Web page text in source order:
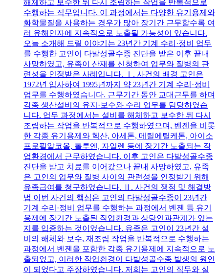
해체하고 보수한 뒤 다시 조립하는 작업을 반복적으로
수행하는 직무입니다. 이 과정에서는 다양한 유기용제와
화학물질을 사용하는 경우가 많아 장기간 근무할수록 여
러 유해인자에 지속적으로 노출될 가능성이 있습니다.
오늘 소개해 드릴 이야기는 23년간 기계 수리·정비 업무
를 수행한 고인이 다발성골수종 진단을 받은 이후 끝내
사망하였고, 유족이 산재를 신청하여 업무와 질병의 관
련성을 인정받은 사례입니다. Ⅰ. 사건의 배경 고인은
1972년 입사하여 1995년까지 약 23년간 기계 수리·정비
업무를 수행하였습니다. 근무기간 동안 교대근무를 하며
각종 생산설비의 유지·보수와 수리 업무를 담당하였습
니다. 업무 과정에서는 설비를 해체하고 보수한 뒤 다시
조립하는 작업을 반복적으로 수행하였으며, 벤젠을 비롯
한 각종 유기용제와 헥산, 아세톤, 메틸에틸케톤, 아이소
프로필알코올, 톨루엔, 자일렌 등에 장기간 노출되는 작
업환경에서 근무하였습니다. 이후 고인은 다발성골수종
진단을 받고 치료를 이어갔으나 끝내 사망하였고, 유족
은 고인의 업무와 질병 사이의 관련성을 인정받기 위해
유족급여를 청구하였습니다. Ⅱ. 사건의 쟁점 및 해결방
법 이번 사건의 핵심은 고인의 다발성골수종이 23년간
기계 수리·정비 업무를 수행하는 과정에서 벤젠 등 유기
용제에 장기간 노출된 작업환경과 상당인과관계가 있는
지를 입증하는 것이었습니다. 유족은 고인이 23년간 설
비의 해체와 보수, 재조립 작업을 반복적으로 수행하는
과정에서 벤젠을 포함한 각종 유기용제에 지속적으로 노
출되었고, 이러한 작업환경이 다발성골수종 발생의 원인
이 되었다고 주장하였습니다. 저희는 고인의 직무와 실